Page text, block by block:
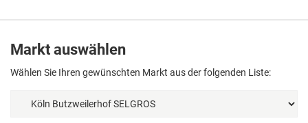
Markt auswählen
Wählen Sie Ihren gewünschten Markt aus der folgenden Liste: